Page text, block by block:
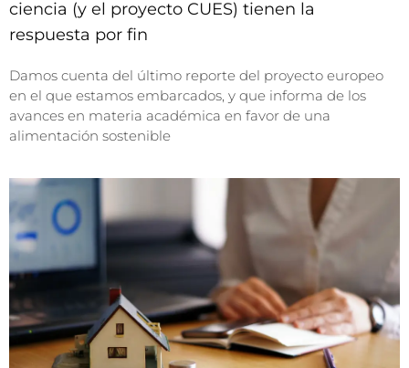
ciencia (y el proyecto CUES) tienen la
respuesta por fin
Damos cuenta del último reporte del proyecto europeo
en el que estamos embarcados, y que informa de los
avances en materia académica en favor de una
alimentación sostenible